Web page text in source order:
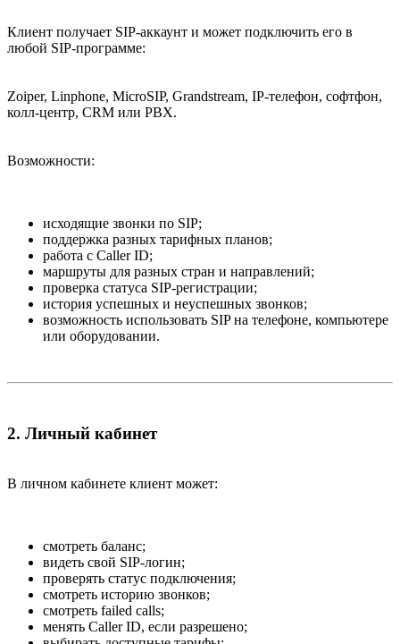
Клиент получает SIP-аккаунт и может подключить его в
любой SIP-программе:
Zoiper, Linphone, MicroSIP, Grandstream, IP-телефон, софтфон,
колл-центр, CRM или PBX.
Возможности:
исходящие звонки по SIP;
поддержка разных тарифных планов;
работа с Caller ID;
маршруты для разных стран и направлений;
проверка статуса SIP-регистрации;
история успешных и неуспешных звонков;
возможность использовать SIP на телефоне, компьютере
или оборудовании.
2. Личный кабинет​
В личном кабинете клиент может:
смотреть баланс;
видеть свой SIP-логин;
проверять статус подключения;
смотреть историю звонков;
смотреть failed calls;
менять Caller ID, если разрешено;